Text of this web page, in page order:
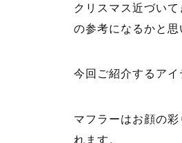
クリスマス近づい
の参考になるかと思
今回ご紹介するアイ
マフラーはお顔の
れます。